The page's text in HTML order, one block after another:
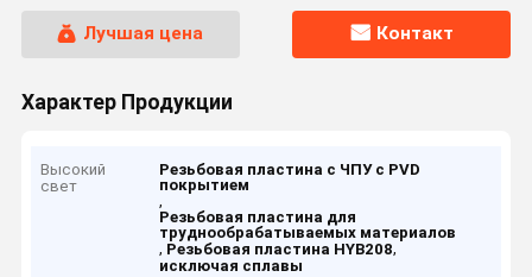
Лучшая цена Контакт
Характер Продукции
Высокий
свет
Резьбовая пластина с ЧПУ с PVD
покрытием
,
Резьбовая пластина для
труднообрабатываемых материалов
, Резьбовая пластина HYB208,
исключая сплавы